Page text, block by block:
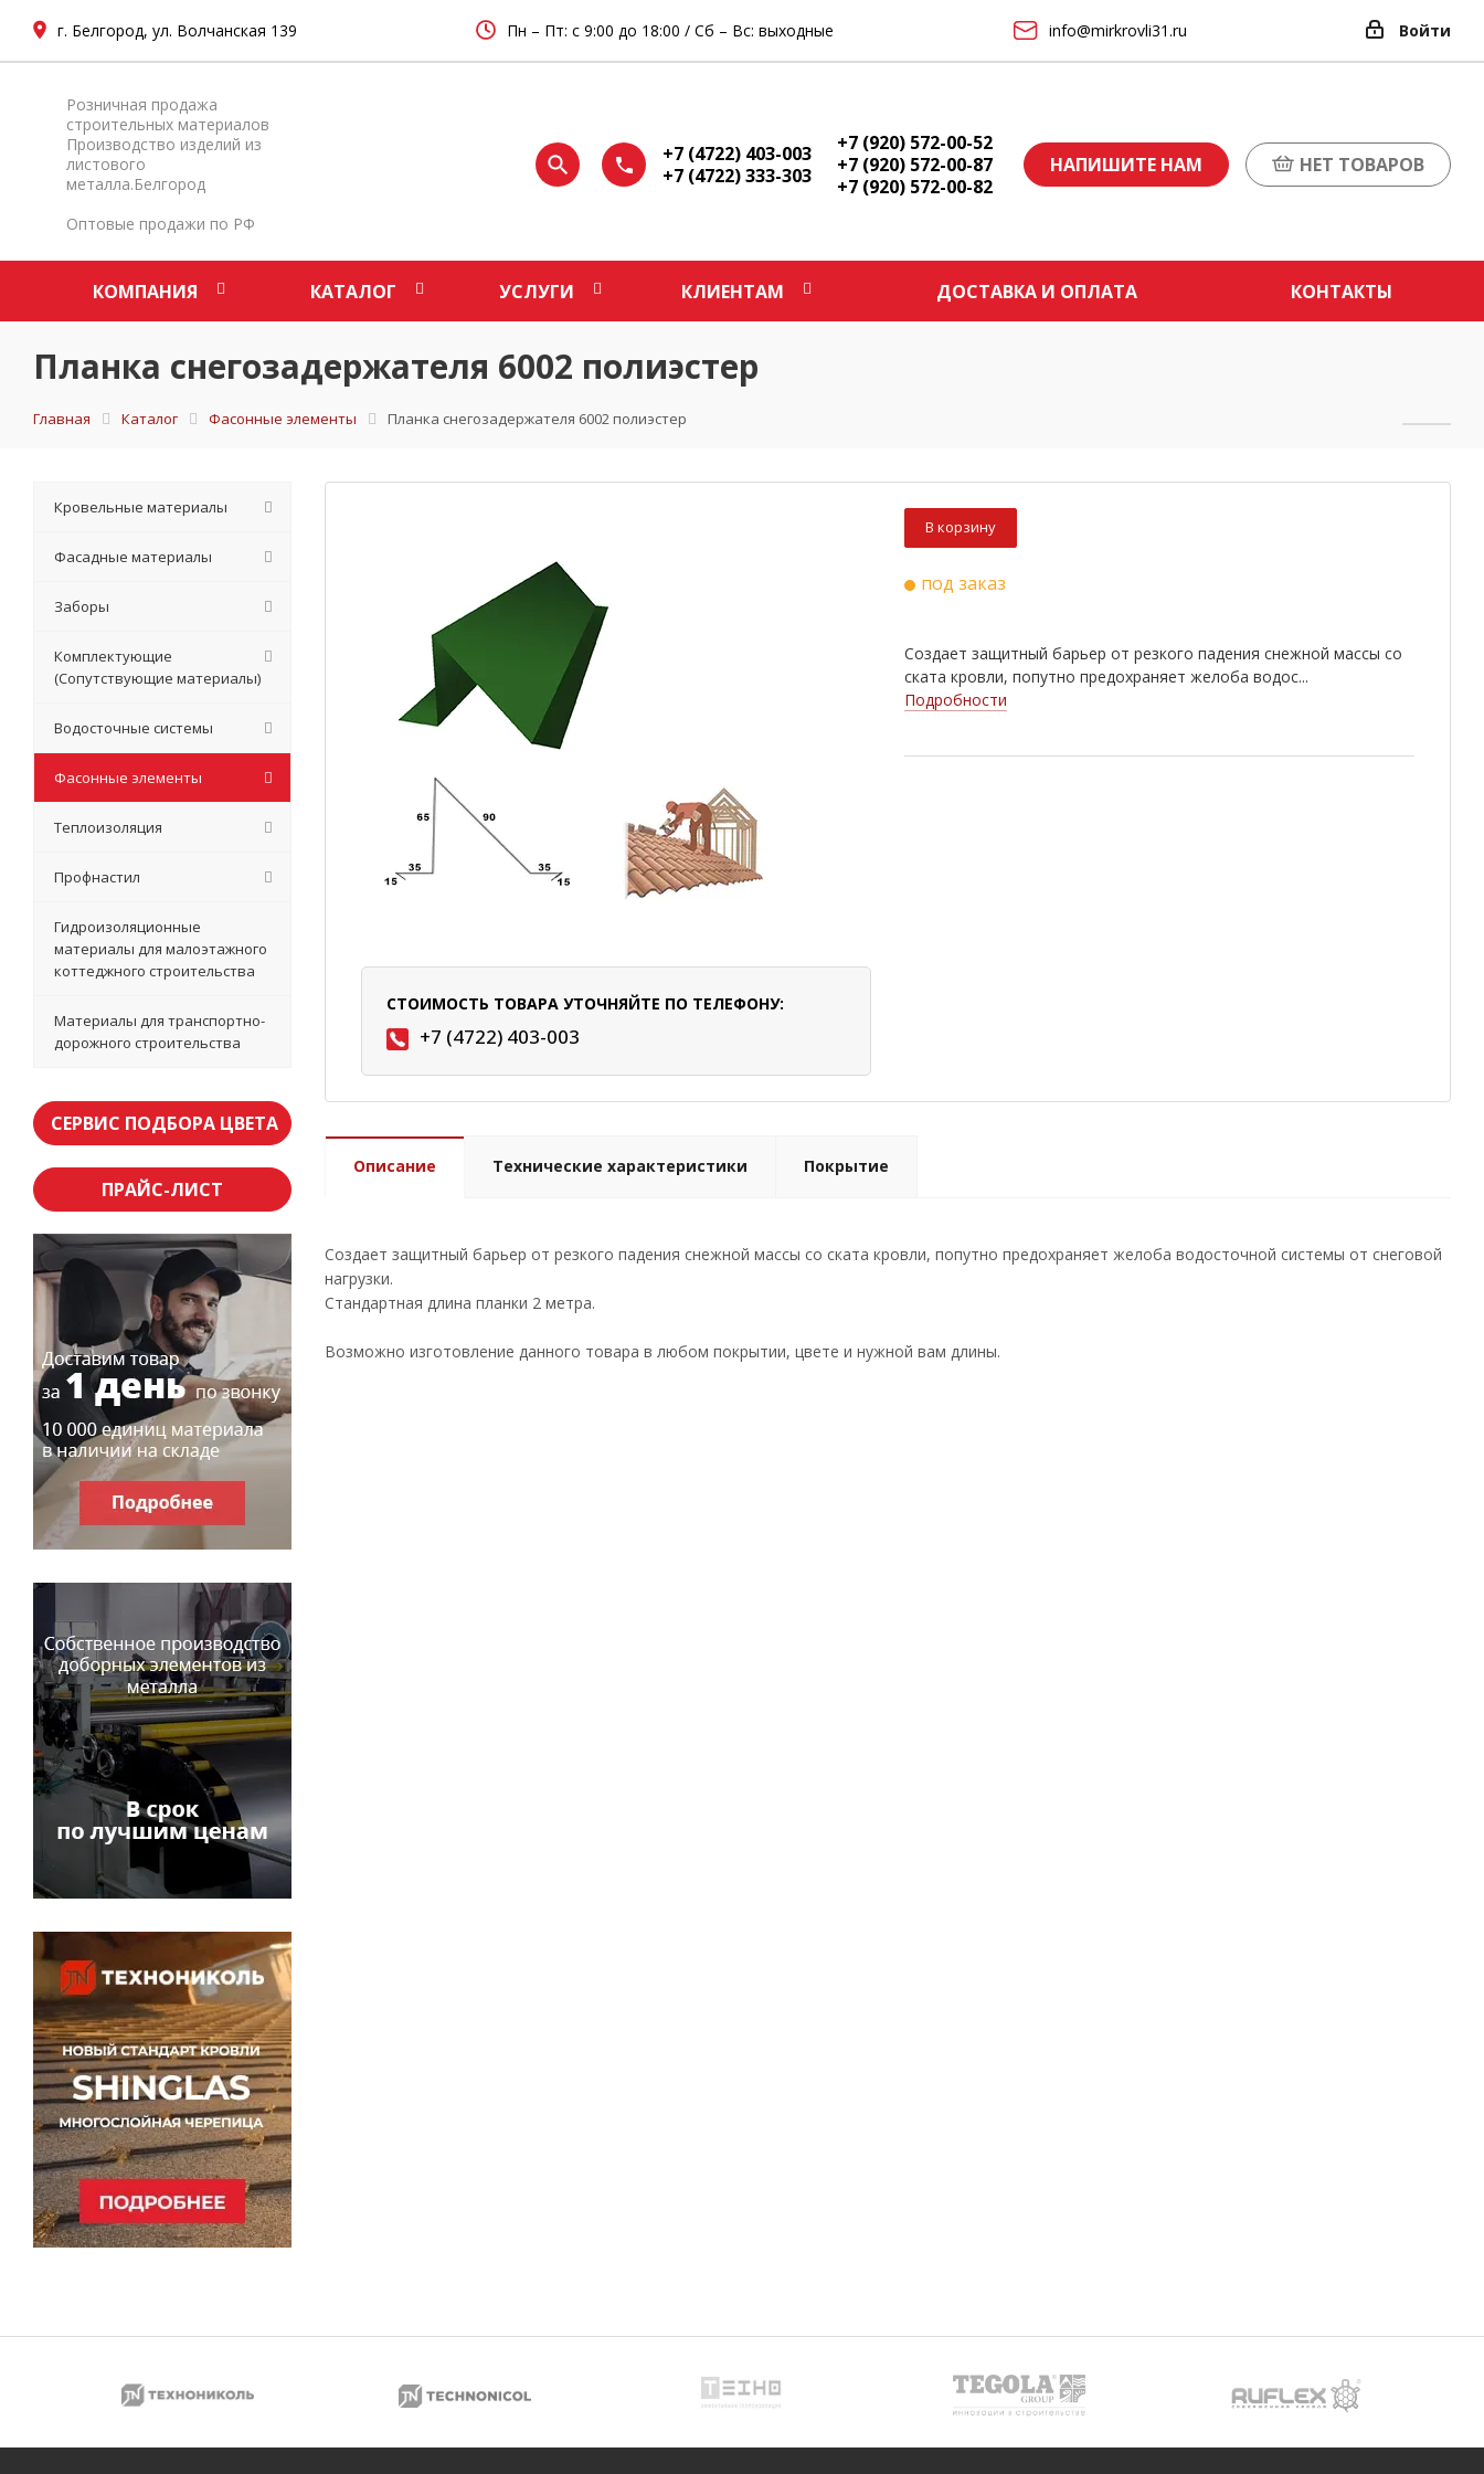
г. Белгород, ул. Волчанская 139 Пн – Пт: с 9:00 до 18:00 / Сб – Вс: выходные info@mirkrovli31.ru Войти
Розничная продажа
строительных материалов
Производство изделий из
листового
металла.Белгород
Оптовые продажи по РФ
+7 (4722) 403-003
+7 (4722) 333-303
+7 (920) 572-00-52
+7 (920) 572-00-87
+7 (920) 572-00-82
НАПИШИТЕ НАМ НЕТ ТОВАРОВ
КОМПАНИЯ КАТАЛОГ УСЛУГИ КЛИЕНТАМ ДОСТАВКА И ОПЛАТА КОНТАКТЫ
Планка снегозадержателя 6002 полиэстер
Главная Каталог Фасонные элементы Планка снегозадержателя 6002 полиэстер
СТОИМОСТЬ ТОВАРА УТОЧНЯЙТЕ ПО ТЕЛЕФОНУ:
+7 (4722) 403-003
В корзину
под заказ
Создает защитный барьер от резкого падения снежной массы со
ската кровли, попутно предохраняет желоба водос...
Подробности
Описание Технические характеристики Покрытие
Создает защитный барьер от резкого падения снежной массы со ската кровли, попутно предохраняет желоба водосточной системы от снеговой
нагрузки.
Стандартная длина планки 2 метра.
Возможно изготовление данного товара в любом покрытии, цвете и нужной вам длины.
Кровельные материалы
Фасадные материалы
Заборы
Комплектующие
(Сопутствующие материалы)
Водосточные системы
Фасонные элементы
Теплоизоляция
Профнастил
Гидроизоляционные
материалы для малоэтажного
коттеджного строительства
Материалы для транспортно-
дорожного строительства
СЕРВИС ПОДБОРА ЦВЕТА
ПРАЙС-ЛИСТ